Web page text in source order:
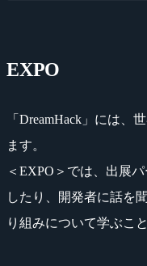
EXPO
「DreamHack」には、
ます。
＜EXPO＞では、出展
したり、開発者に話を
り組みについて学ぶこ